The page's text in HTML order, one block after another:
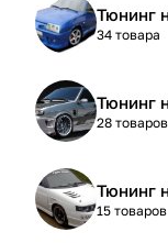
34 товара
28 товаров
15 товаров